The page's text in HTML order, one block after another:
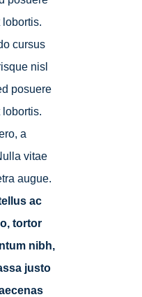
lobortis.
cursus
nisl
posuere
lobortis.
a
vitae
augue.
ac
tortor
nibh,
justo